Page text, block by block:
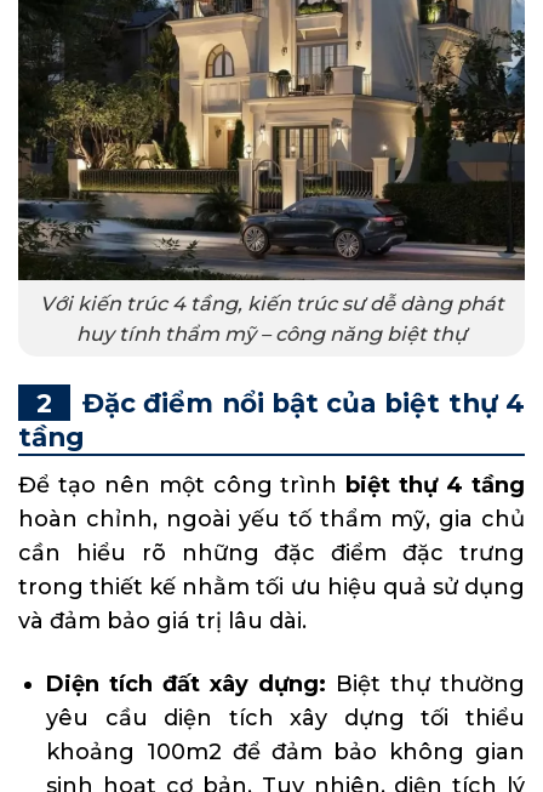
Với kiến trúc 4 tầng, kiến trúc sư dễ dàng phát
huy tính thẩm mỹ – công năng biệt thự
Đặc điểm nổi bật của biệt thự 4
tầng
Để tạo nên một công trình biệt thự 4 tầng
hoàn chỉnh, ngoài yếu tố thẩm mỹ, gia chủ
cần hiểu rõ những đặc điểm đặc trưng
trong thiết kế nhằm tối ưu hiệu quả sử dụng
và đảm bảo giá trị lâu dài.
Diện tích đất xây dựng: Biệt thự thường
yêu cầu diện tích xây dựng tối thiểu
khoảng 100m2 để đảm bảo không gian
sinh hoạt cơ bản. Tuy nhiên, diện tích lý